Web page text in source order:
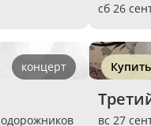
сб 26
концерт Купить
вс 27